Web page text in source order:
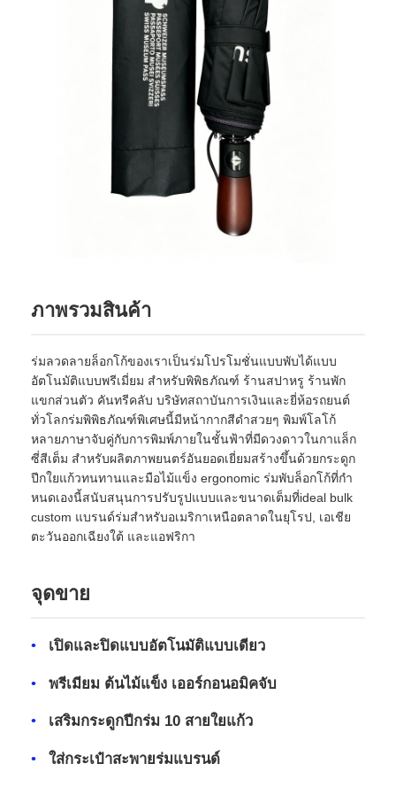
ควบคุมคุณภาพ
ติดต่อเรา
ข่าว
ทุกกรณี
ร่มเดิน
ภาพรวมสินค้า
ร่มลวดลายล็อกโก้ของเราเป็นร่มโปรโมชั่นแบบพับได้แบบ
อัตโนมัติแบบพรีเมี่ยม สําหรับพิพิธภัณฑ์ ร้านสปาหรู ร้านพัก
แขกส่วนตัว คันทรีคลับ บริษัทสถาบันการเงินและยี่ห้อรถยนต์
ทั่วโลกร่มพิพิธภัณฑ์พิเศษนี้มีหน้ากากสีดําสวยๆ พิมพ์โลโก้
หลายภาษาจับคู่กับการพิมพ์ภายในชั้นฟ้าที่มีดวงดาวในกาแล็ก
ซี่สีเต็ม สําหรับผลิตภาพยนตร์อันยอดเยี่ยมสร้างขึ้นด้วยกระดูก
ปีกใยแก้วทนทานและมือไม้แข็ง ergonomic ร่มพับล็อกโก้ที่กํา
หนดเองนี้สนับสนุนการปรับรูปแบบและขนาดเต็มที่ideal bulk
custom แบรนด์ร่มสําหรับอเมริกาเหนือตลาดในยุโรป, เอเชีย
ตะวันออกเฉียงใต้ และแอฟริกา
จุดขาย
เปิดและปิดแบบอัตโนมัติแบบเดียว
พรีเมียม ต้นไม้แข็ง เออร์กอนอมิคจับ
เสริมกระดูกปีกร่ม 10 สายใยแก้ว
ใส่กระเป๋าสะพายร่มแบรนด์